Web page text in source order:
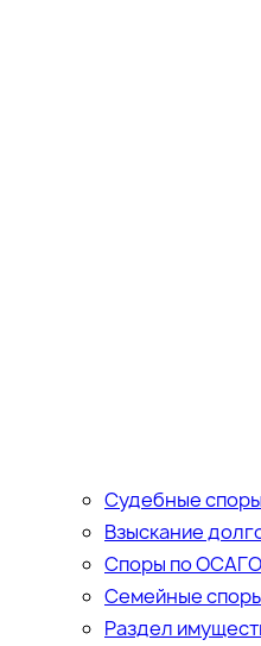
Судебные споры
Взыскание
Споры по
Семейные
Раздел